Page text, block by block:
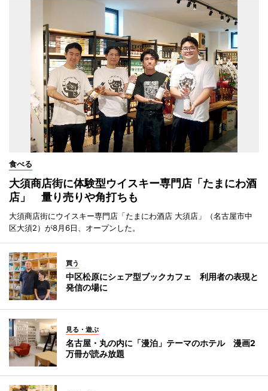
食べる
大須商店街に体験型ウイスキー専門店「たまにわ酒
店」 量り売りや角打ちも
大須商店街にウイスキー専門店「たまにわ酒店 大須店」（名古屋市中
区大須2）が8月6日、オープンした。
買う
中区松原にシェア型ブックカフェ 利用者の表現と
発信の場に
見る・遊ぶ
名古屋・丸の内に「漫泊」テーマのホテル 漫画2
万冊が読み放題